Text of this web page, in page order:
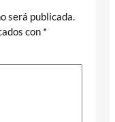
será publicada.
con *